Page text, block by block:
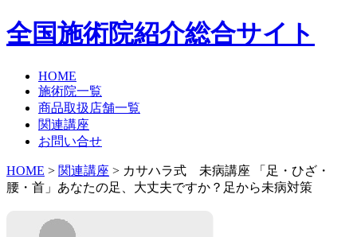
全国施術院紹介総合サイト
HOME
施術院一覧
商品取扱店舗一覧
関連講座
お問い合せ
HOME > 関連講座 > カサハラ式 未病講座 「足・ひざ・
腰・首」あなたの足、大丈夫ですか？足から未病対策